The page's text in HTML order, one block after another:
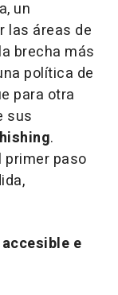
un
las áreas de
brecha más
política de
para otra
sus
.
paso
e